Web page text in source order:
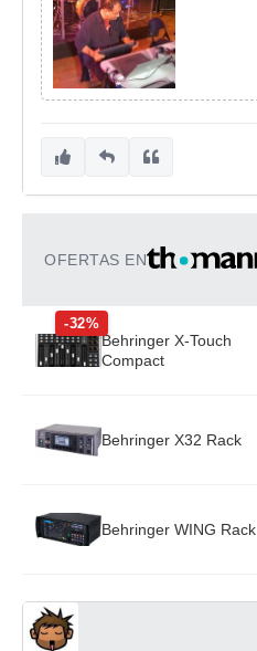
OFERTAS EN
-32%
Behringer X-Touch
Compact
Behringer X32 Rack
Behringer WING Rack